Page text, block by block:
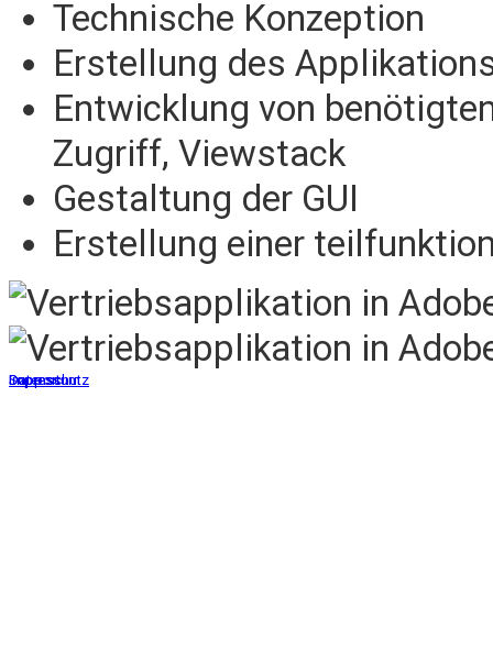
Technische Konzeption
Erstellung des
Entwicklung von
Zugriff, Viewstack
Gestaltung der GUI
Erstellung einer
Support
Impressum
Datenschutz